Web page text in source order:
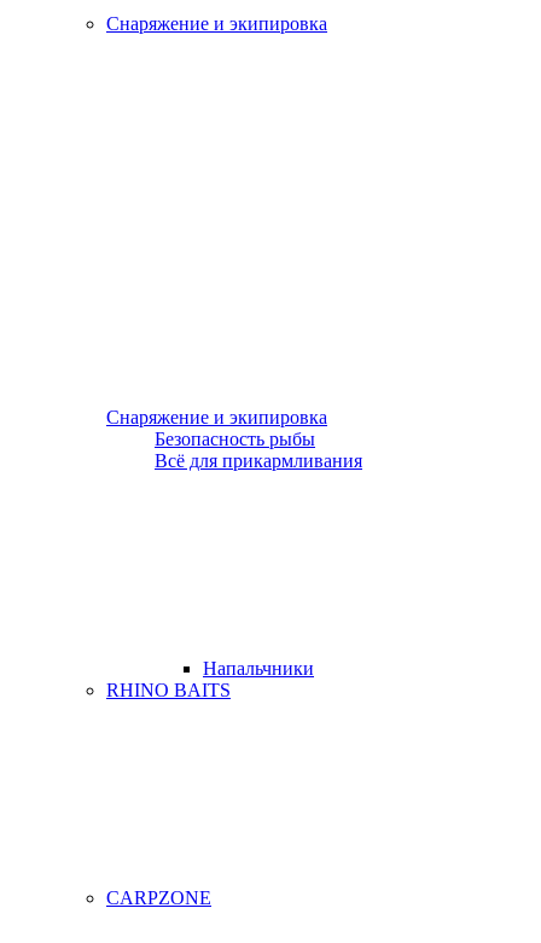
Снаряжение и экипировка
Снаряжение и экипировка
Безопасность рыбы
Всё для прикармливания
Напальчники
RHINO BAITS
CARPZONE